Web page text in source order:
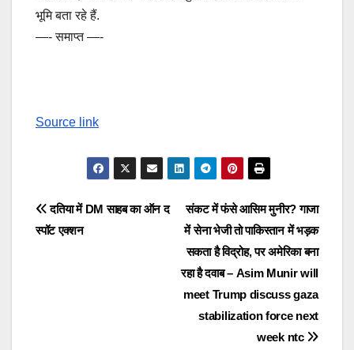
भूमि बता रहे हैं.
—- समाप्त —-
Source link
Post
navigation
संकट में फंसे आसिम मुनीर? गाजा
में सेना भेजी तो पाकिस्तान में भड़क
सकता है विद्रोह, पर अमेरिका बना
रहा है दवाब – Asim Munir will
meet Trump discuss gaza
stabilization force next
week ntc
दतिया में DM साहब का ऑन द
स्पॉट एक्शन